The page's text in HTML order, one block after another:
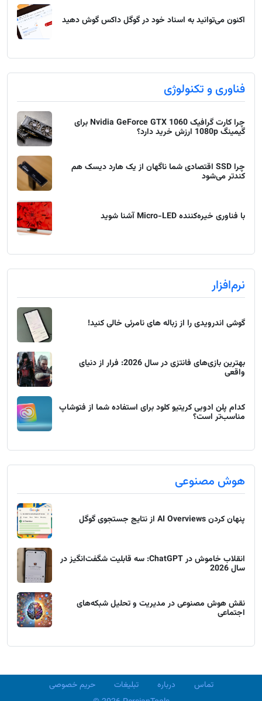
اکنون می‌توانید به اسناد خود در گوگل داکس گوش دهید
فناوری و تکنولوژی
چرا کارت گرافیک Nvidia GeForce GTX 1060 برای
گیمینگ 1080p ارزش خرید دارد؟
چرا SSD اقتصادی شما ناگهان از یک هارد دیسک هم
کندتر می‌شود
با فناوری خیره‌کننده Micro-LED آشنا شوید
نرم‌افزار
گوشی اندرویدی را از زباله های نامرئی خالی کنید!
بهترین بازی‌های فانتزی در سال 2026: فرار از دنیای
واقعی
کدام پلن ادوبی کریتیو کلود برای استفاده شما از فتوشاپ
مناسب‌تر است؟
هوش مصنوعی
پنهان کردن AI Overviews از نتایج جستجوی گوگل
انقلاب خاموش در ChatGPT: سه قابلیت شگفت‌انگیز در
سال 2026
نقش هوش مصنوعی در مدیریت و تحلیل شبکه‌های
اجتماعی
تماس درباره تبلیغات
حریم خصوصی